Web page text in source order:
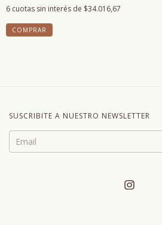
6 cuotas sin interés de $34.016,67
COMPRAR
SUSCRIBITE A NUESTRO NEWSLETTER